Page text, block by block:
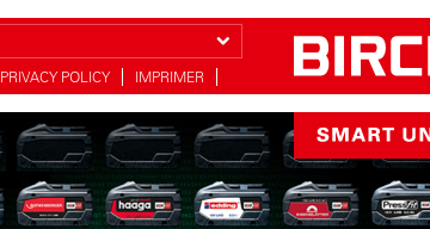
PRIVACY POLICY IMPRIMER